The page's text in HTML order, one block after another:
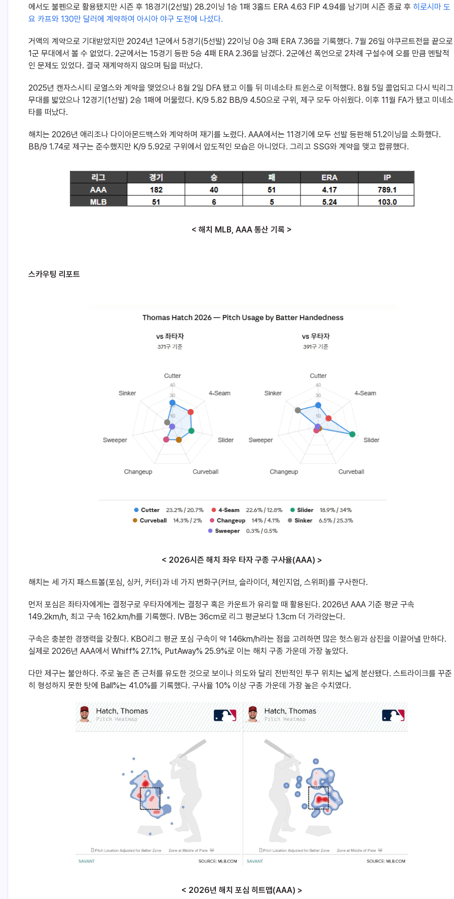
에서도 불펜으로 활용됐지만 시즌 후 18경기(2선발) 28.2이닝 1승 1패 3홀드 ERA 4.63 FIP 4.94를 남기며 시즌 종료 후 히로시마 도
요 카프와 130만 달러에 계약하여 아시아 야구 도전에 나섰다.
거액의 계약으로 기대받았지만 2024년 1군에서 5경기(5선발) 22이닝 0승 3패 ERA 7.36을 기록했다. 7월 26일 야쿠르트전을 끝으로
1군 무대에서 볼 수 없었다. 2군에서는 15경기 등판 5승 4패 ERA 2.36을 남겼다. 2군에선 폭언으로 2차례 구설수에 오를 만큼 멘탈적
인 문제도 있었다. 결국 재계약하지 않으며 팀을 떠났다.
2025년 캔자스시티 로열스와 계약을 맺었으나 8월 2일 DFA 됐고 이틀 뒤 미네소타 트윈스로 이적했다. 8월 5일 콜업되고 다시 빅리그
무대를 밟았으나 12경기(1선발) 2승 1패에 머물렀다. K/9 5.82 BB/9 4.50으로 구위, 제구 모두 아쉬웠다. 이후 11월 FA가 됐고 미네소
타를 떠났다.
해치는 2026년 애리조나 다이아몬드백스와 계약하며 재기를 노렸다. AAA에서는 11경기에 모두 선발 등판해 51.2이닝을 소화했다.
BB/9 1.74로 제구는 준수했지만 K/9 5.92로 구위에서 압도적인 모습은 아니었다. 그리고 SSG와 계약을 맺고 합류했다.
< 해치 MLB, AAA 통산 기록 >
스카우팅 리포트
< 2026시즌 해치 좌우 타자 구종 구사율(AAA) >
해치는 세 가지 패스트볼(포심, 싱커, 커터)과 네 가지 변화구(커브, 슬라이더, 체인지업, 스위퍼)를 구사한다.
먼저 포심은 좌타자에게는 결정구로 우타자에게는 결정구 혹은 카운트가 유리할 때 활용된다. 2026년 AAA 기준 평균 구속
149.2km/h, 최고 구속 162.km/h를 기록했다. IVB는 36cm로 리그 평균보다 1.3cm 더 가라앉는다.
구속은 충분한 경쟁력을 갖췄다. KBO리그 평균 포심 구속이 약 146km/h라는 점을 고려하면 많은 헛스윙과 삼진을 이끌어낼 만하다.
실제로 2026년 AAA에서 Whiff% 27.1%, PutAway% 25.9%로 이는 해치 구종 가운데 가장 높았다.
다만 제구는 불안하다. 주로 높은 존 근처를 유도한 것으로 보이나 의도와 달리 전반적인 투구 위치는 넓게 분산됐다. 스트라이크를 꾸준
히 형성하지 못한 탓에 Ball%는 41.0%를 기록했다. 구사율 10% 이상 구종 가운데 가장 높은 수치였다.
< 2026년 해치 포심 히트맵(AAA) >